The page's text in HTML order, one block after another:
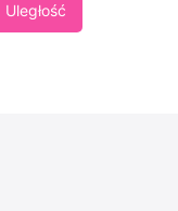
Uległość